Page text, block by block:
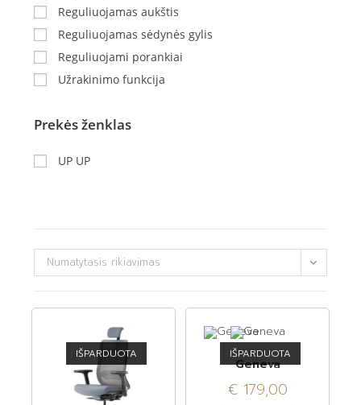
Reguliuojamas aukštis
Reguliuojamas sėdynės gylis
Reguliuojami porankiai
Užrakinimo funkcija
Prekės ženklas
UP UP
Numatytasis rikiavimas
IŠPARDUOTA IŠPARDUOTA
Geneva
€179,00